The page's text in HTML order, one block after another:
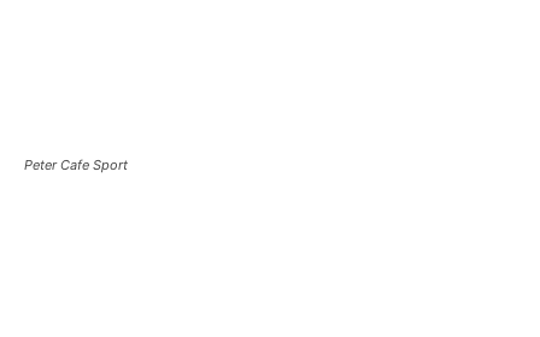
Peter Cafe Sport